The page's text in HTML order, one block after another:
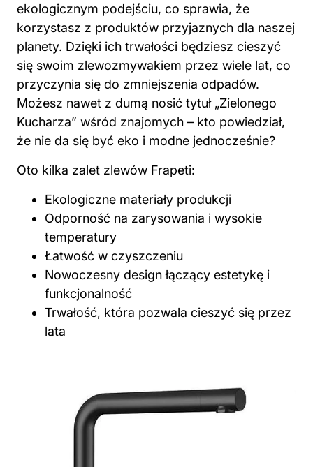
ekologicznym podejściu, co sprawia, że
korzystasz z produktów przyjaznych dla naszej
planety. Dzięki ich trwałości będziesz cieszyć
się swoim zlewozmywakiem przez wiele lat, co
przyczynia się do zmniejszenia odpadów.
Możesz nawet z dumą nosić tytuł „Zielonego
Kucharza” wśród znajomych – kto powiedział,
że nie da się być eko i modne jednocześnie?
Oto kilka zalet zlewów Frapeti:
Ekologiczne materiały produkcji
Odporność na zarysowania i wysokie
temperatury
Łatwość w czyszczeniu
Nowoczesny design łączący estetykę i
funkcjonalność
Trwałość, która pozwala cieszyć się przez
lata